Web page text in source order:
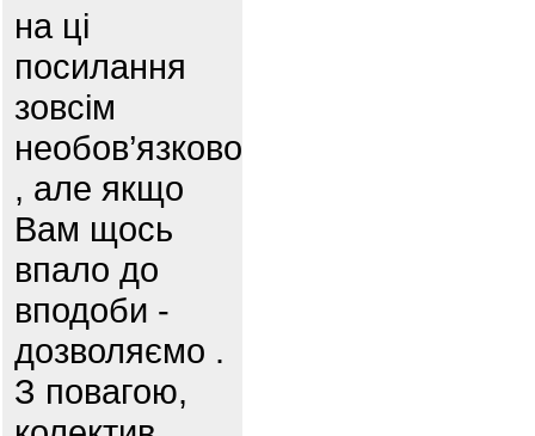
на ці
посилання
зовсім
необов’язково
, але якщо
Вам щось
впало до
вподоби -
дозволяємо .
З повагою,